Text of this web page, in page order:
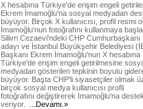
X hesabına Türkiye'de erişim engeli
Ekrem İmamoğlu'na sosyal medyadan
büyüyor. Birçok X kullanıcısı, profil resmi
İmamoğlu'nun fotoğrafını kullanmaya
Silivri Cezaevi'ndeki CHP Cumhurbaşkanı
adayı ve İstanbul Büyükşehir Belediyesi
Başkanı Ekrem İmamoğlu'nun X hesabına
Türkiye'de erişim engeli getirilmesine
medyadan gösterilen tepkinin boyutu
büyüyor. Başta CHP'li siyasetçiler olmak
birçok sosyal medya kullanıcısı profil
fotoğrafını değiştirerek İmamoğlu'na destek
veriyor.
...Devamı.»